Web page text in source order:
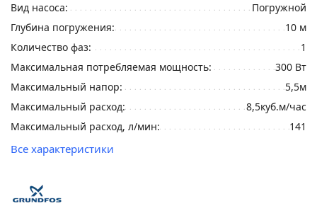
Вид насоса:
Погружной
Глубина погружения:
10 м
Количество фаз:
1
Максимальная потребляемая мощность:
300 Вт
Максимальный напор:
5,5м
Максимальный расход:
8,5куб.м/час
Максимальный расход, л/мин:
141
Все характеристики